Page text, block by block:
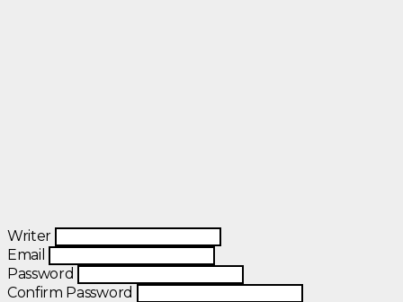
Writer
Email
Password
Confirm Password